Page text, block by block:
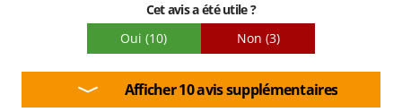
mieux la remplacer. L'emballage est vraiment léger.
commande. Pour ce qui concerne les raccords et le graissage
de la machine, nous souhaitons vous rappeler que le contrôle
et serrage de tous les raccords ainsi que le graissage des
des opérations d'entretien normales, qui doivent être
effectuées par l'utilisateur avant la mise en service de
Cet avis a été utile ?
Oui (10) Non (3)
Afficher 10 avis supplémentaires